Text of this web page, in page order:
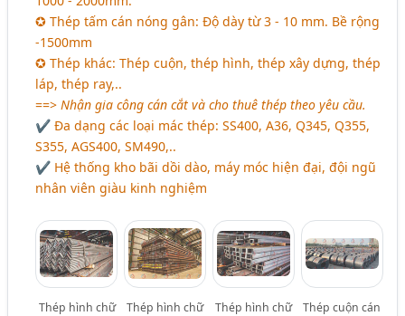
✪ Thép tấm cán nóng gân: Độ dày từ 3 - 10 mm. Bề rộng
-1500mm
✪ Thép khác: Thép cuộn, thép hình, thép xây dựng, thép
láp, thép ray,..
==>Nhận gia công cán cắt và cho thuê thép theo yêu cầu.
✔ Đa dạng các loại mác thép: SS400, A36, Q345, Q355,
S355, AGS400, SM490,..
✔ Hệ thống kho bãi dồi dào, máy móc hiện đại, đội ngũ
nhân viên giàu kinh nghiệm
Thép hình chữ
Thép hình chữ
Thép hình chữ
Thép cuộn cán